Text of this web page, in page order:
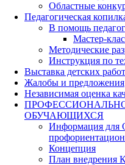
Областные
Педагогическая
В помощь
Мастер-
Методические
Инструкция по
Выставка детских работ
Жалобы и предложения
Независимая оценка
ОБУЧАЮЩИХСЯ
Информация для
Концепция
План внедрения